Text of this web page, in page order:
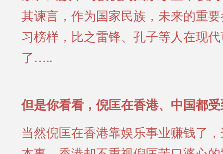
其谏言，作为国家民族，未来的重
习榜样，比之雷锋、孔子等人在现
了…..
但是你看看，倪匡在香港、中国都
当然倪匡在香港靠娱乐事业赚钱了